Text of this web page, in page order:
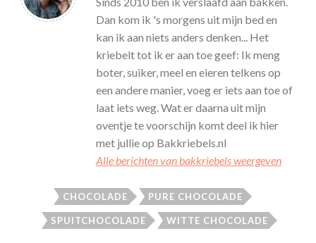
Dan kom ik 's morgens uit mijn bed en
kan ik aan niets anders denken... Het
kriebelt tot ik er aan toe geef: Ik meng
boter, suiker, meel en eieren telkens op
een andere manier, voeg er iets aan toe of
laat iets weg. Wat er daarna uit mijn
oventje te voorschijn komt deel ik hier
met jullie op Bakkriebels.nl
Alle berichten van bakkriebels weergeven
CHOCOLADE PURE CHOCOLADE
SPUITCHOCOLADE WITTE CHOCOLADE